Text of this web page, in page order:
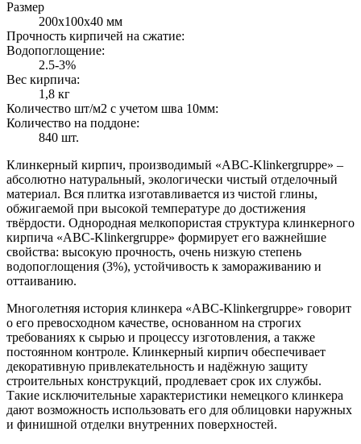
Размер
200х100х40 мм
Прочность кирпичей на сжатие:
Водопоглощение:
2.5-3%
Вес кирпича:
1,8 кг
Количество шт/м2 с учетом шва 10мм:
Количество на поддоне:
840 шт.
Клинкерный кирпич, производимый «ABC-Klinkergruppe» –
абсолютно натуральный, экологически чистый отделочный
материал. Вся плитка изготавливается из чистой глины,
обжигаемой при высокой температуре до достижения
твёрдости. Однородная мелкопористая структура клинкерного
кирпича «ABC-Klinkergruppe» формирует его важнейшие
свойства: высокую прочность, очень низкую степень
водопоглощения (3%), устойчивость к замораживанию и
оттаиванию.
Многолетняя история клинкера «ABC-Klinkergruppe» говорит
о его превосходном качестве, основанном на строгих
требованиях к сырью и процессу изготовления, а также
постоянном контроле. Клинкерный кирпич обеспечивает
декоративную привлекательность и надёжную защиту
строительных конструкций, продлевает срок их службы.
Такие исключительные характеристики немецкого клинкера
дают возможность использовать его для облицовки наружных
и финишной отделки внутренних поверхностей.